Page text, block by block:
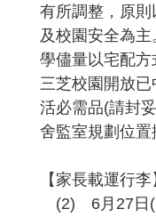
有所調整，原
及校園安全為
學儘量以宅配
三芝校園開放
活必需品(請封
舍監室規劃位置
【家長載運行李
(2) 6月27日(